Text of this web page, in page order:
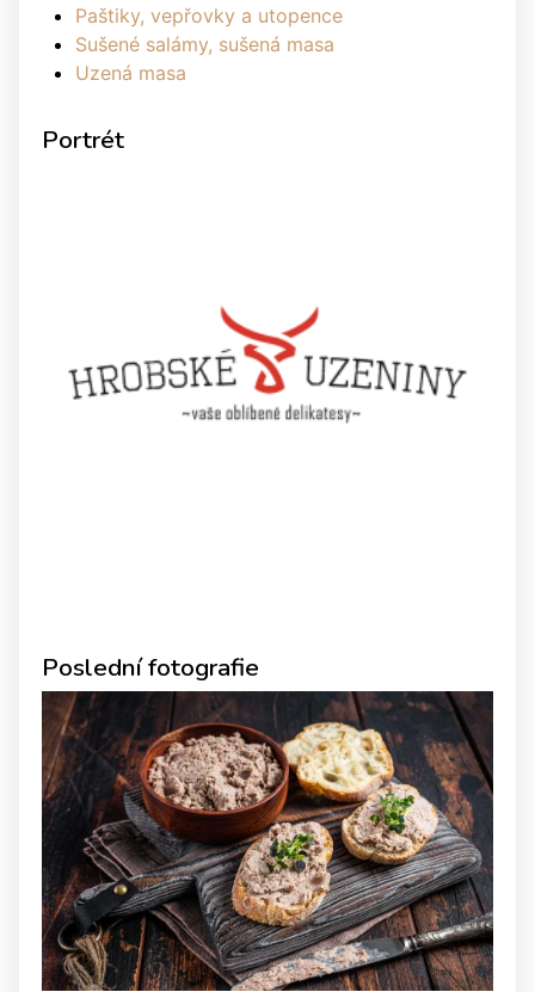
Paštiky, vepřovky a utopence
Sušené salámy, sušená masa
Uzená masa
Portrét
Poslední fotografie